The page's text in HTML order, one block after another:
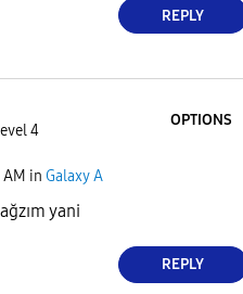
REPLY
4
OPTIONS
in Galaxy A
yani
REPLY